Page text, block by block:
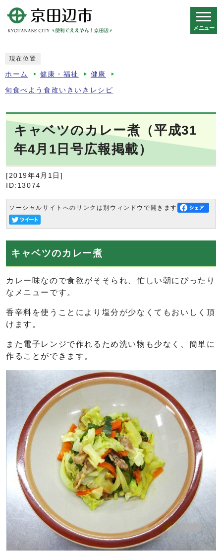
メニュー
現在位置
ホーム 健康・福祉 健康
旬食べよう食改いきいきレシピ
キャベツのカレー煮（平成31
年4月1日号広報掲載）
[2019年4月1日]
ID:13074
ソーシャルサイトへのリンクは別ウィンドウで開きます
キャベツのカレー煮
カレー味なので食欲がそそられ、忙しい朝にぴったり
なメニューです。
香辛料を使うことにより塩分が少なくてもおいしく頂
けます。
また電子レンジで作れるため洗い物も少なく、簡単に
作ることができます。